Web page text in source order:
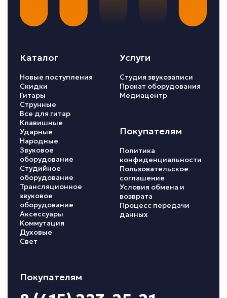
Каталог
Новые поступления
Скидки
Гитары
Струнные
Все для гитар
Клавишные
Ударные
Народные
Звуковое
оборудование
Студийное
оборудование
Трансляционное
звуковое
оборудование
Аксессуары
Коммутация
Духовые
Свет
Услуги
Студия звукозаписи
Прокат оборудования
Медиацентр
Покупателям
Политика
конфиденциальности
Пользовательское
соглашение
Условия обмена и
возврата
Процесс передачи
данных
Покупателям